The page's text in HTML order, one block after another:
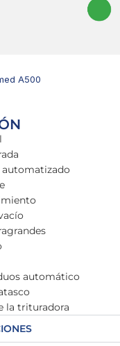
A500
automático
la trituradora